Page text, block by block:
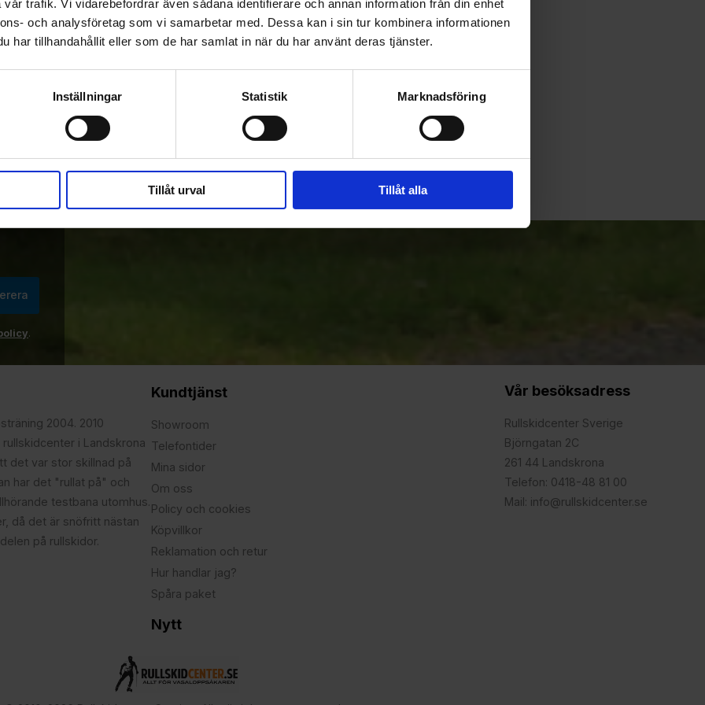
trafik. Vi vidarebefordrar även sådana identifierare och annan information från din enhet
och analysföretag som vi samarbetar med. Dessa kan i sin tur kombinera informationen
har tillhandahållit eller som de har samlat in när du har använt deras tjänster.
Inställningar Statistik Marknadsföring
Tillåt urval Tillåt alla
Madshus Endurace
Skin med
grundvallning
Tidigare paketpris 4990 kr
4 390KR
Rossignol Delta Sport
R-Skin med bindning
och 45
.
2004. 2010
i Landskrona
det var stor skillnad på
har det "rullat på" och
testbana utomhus.
då det är snöfritt nästan
på rullskidor.
Kundtjänst
Showroom
Telefontider
Mina sidor
Om oss
Policy och cookies
Köpvillkor
Reklamation och retur
Hur handlar jag?
Spåra paket
Nytt
Vår besöksadress
Rullskidcenter Sverige
Björngatan 2C
261 44 Landskrona
Telefon: 0418-48 81 00
Mail: info@rullskidcenter.se